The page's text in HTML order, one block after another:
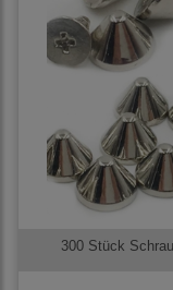
300 Stück